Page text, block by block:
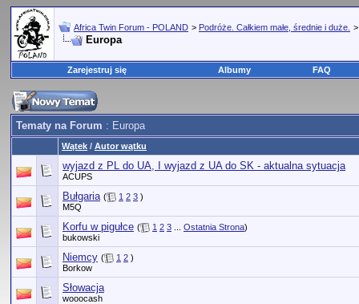
Africa Twin Forum - POLAND > Podróże. Całkiem małe, średnie i duże.
Europa
Zarejestruj się Albumy FAQ
Tematy na Forum : Europa
Wątek / Autor wątku
wyjazd z PL do UA, I wyjazd z UA do SK - aktualna sytuacja
ACUPS
Bułgaria ( 1 2 3 )
M5Q
Korfu w pigułce ( 1 2 3 Ostatnia Strona)
bukowski
Niemcy ( 1 2 )
Borkow
Słowacja
wooocash